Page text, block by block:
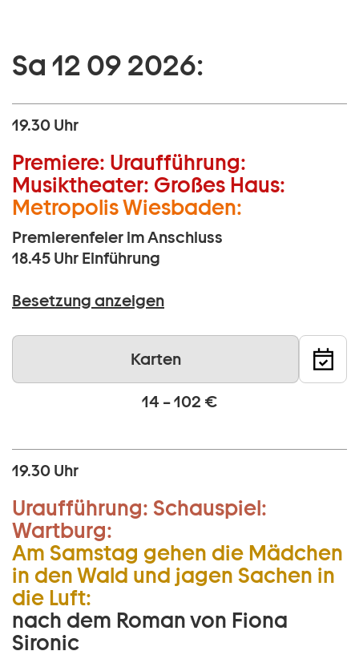
Sa 12 09 2026:
19.30 Uhr
Premiere: Uraufführung:
Musiktheater: Großes Haus:
Metropolis Wiesbaden:
Premierenfeier im Anschluss
18.45 Uhr Einführung
Besetzung anzeigen
Karten
14 – 102 €
19.30 Uhr
Uraufführung: Schauspiel:
Wartburg:
Am Samstag gehen die Mädchen
in den Wald und jagen Sachen in
die Luft:
nach dem Roman von Fiona
Sironic